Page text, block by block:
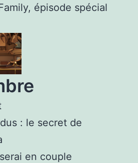
épisode spécial
: le secret de
en couple